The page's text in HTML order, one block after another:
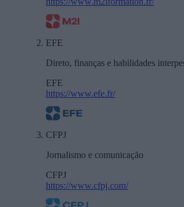
EFE
Direto, finanças e habilidades
EFE
https://www.efe.fr/
CFPJ
Jornalismo e comunicação
CFPJ
https://www.cfpj.com/